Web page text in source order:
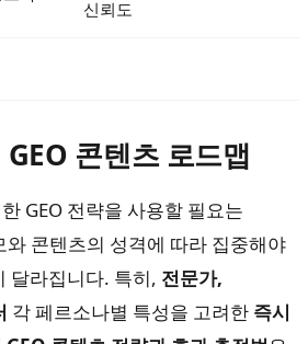
신뢰도
콘텐츠 로드맵
GEO 전략을 사용할 필요는
콘텐츠의 성격에 따라 집중해야
달라집니다. 특히, 전문가,
각 페르소나별 특성을 고려한 즉시